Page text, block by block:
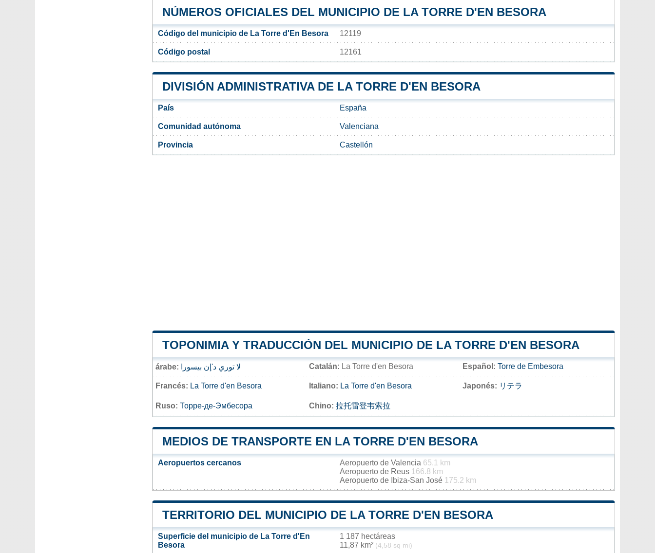
NÚMEROS OFICIALES DEL MUNICIPIO DE LA TORRE D'EN BESORA
Código del municipio de La Torre d'En Besora 12119
Código postal 12161
DIVISIÓN ADMINISTRATIVA DE LA TORRE D'EN BESORA
País España
Comunidad autónoma Valenciana
Provincia Castellón
TOPONIMIA Y TRADUCCIÓN DEL MUNICIPIO DE LA TORRE D'EN BESORA
árabe: لا توري د'إن بيسورا Catalán: La Torre d'en Besora Español: Torre de Embesora
Francés: La Torre d'en Besora Italiano: La Torre d'en Besora Japonés: リテラ
Ruso: Торре-де-Эмбесора Chino: 拉托雷登韦索拉
MEDIOS DE TRANSPORTE EN LA TORRE D'EN BESORA
Aeropuertos cercanos Aeropuerto de Valencia 65.1 km
Aeropuerto de Reus 166.8 km
Aeropuerto de Ibiza-San José 175.2 km
TERRITORIO DEL MUNICIPIO DE LA TORRE D'EN BESORA
Superficie del municipio de La Torre d'En
Besora
1 187 hectáreas
11,87 km² (4,58 sq mi)